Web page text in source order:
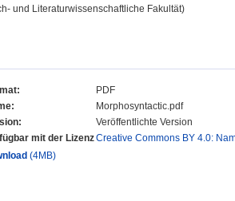
und Literaturwissenschaftliche Fakultät)
PDF
Morphosyntactic.pdf
Veröffentlichte Version
mit der LizenzCreative Commons BY 4.0:
(4MB)